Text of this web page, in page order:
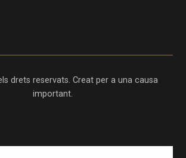
drets reservats. Creat per a una causa
important.